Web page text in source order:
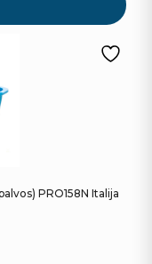
PRO158N Italija